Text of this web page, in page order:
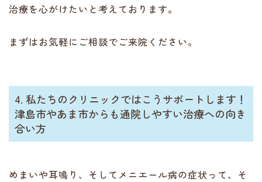
治療を心がけたいと考えております。
まずはお気軽にご相談でご来院ください。
4. 私たちのクリニックではこうサポートします！
津島市やあま市からも通院しやすい治療への向き
合い方
めまいや耳鳴り、そしてメニエール病の症状って、そ